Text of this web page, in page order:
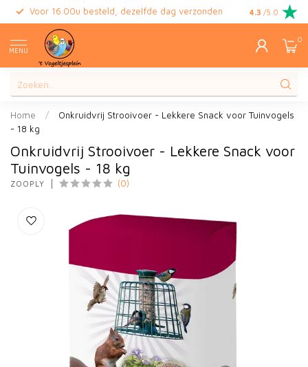
Voor 16.00u besteld, dezelfde dag verzonden Gratis
4.3 /5.0
MENU
0
Home /
Onkruidvrij Strooivoer - Lekkere Snack voor Tuinvogels
- 18 kg
Onkruidvrij Strooivoer - Lekkere Snack voor
Tuinvogels - 18 kg
ZOOPLY (0)